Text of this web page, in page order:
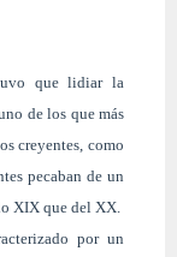
que lidiar la
de los que más
creyentes, como
pecaban de un
XIX que del XX.
por un